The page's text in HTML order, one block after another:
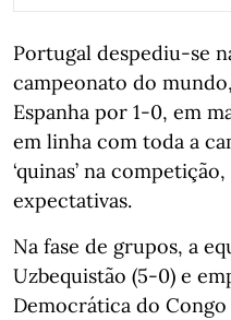
Portugal despediu-se
campeonato do
Espanha por 1-0, em
em linha com toda a
‘quinas’ na
expectativas.
Na fase de grupos, a
Uzbequistão (5-0) e
Democrática do Congo